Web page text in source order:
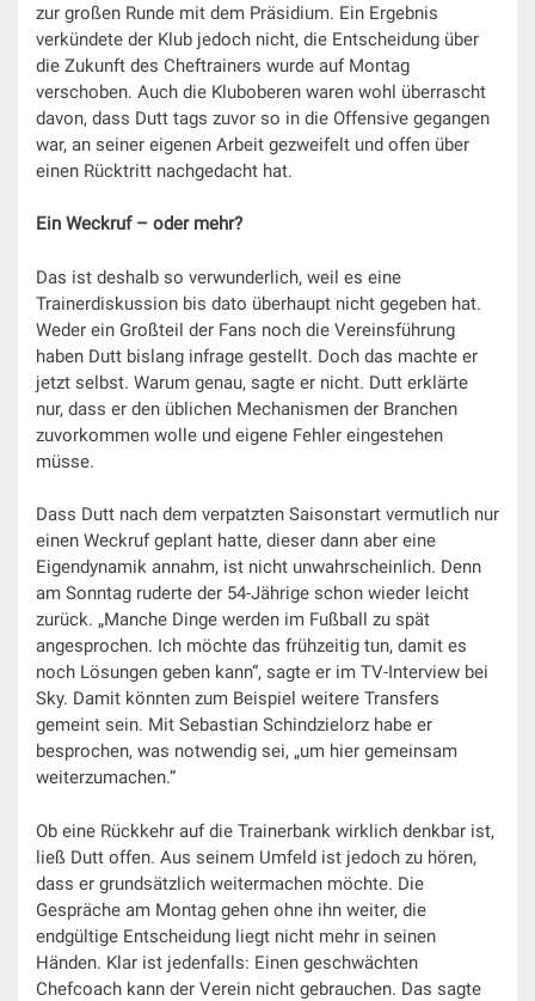
zur großen Runde mit dem Präsidium. Ein Ergebnis
verkündete der Klub jedoch nicht, die Entscheidung über
die Zukunft des Cheftrainers wurde auf Montag
verschoben. Auch die Kluboberen waren wohl überrascht
davon, dass Dutt tags zuvor so in die Offensive gegangen
war, an seiner eigenen Arbeit gezweifelt und offen über
einen Rücktritt nachgedacht hat.
Ein Weckruf – oder mehr?
Das ist deshalb so verwunderlich, weil es eine
Trainerdiskussion bis dato überhaupt nicht gegeben hat.
Weder ein Großteil der Fans noch die Vereinsführung
haben Dutt bislang infrage gestellt. Doch das machte er
jetzt selbst. Warum genau, sagte er nicht. Dutt erklärte
nur, dass er den üblichen Mechanismen der Branchen
zuvorkommen wolle und eigene Fehler eingestehen
müsse.
Dass Dutt nach dem verpatzten Saisonstart vermutlich nur
einen Weckruf geplant hatte, dieser dann aber eine
Eigendynamik annahm, ist nicht unwahrscheinlich. Denn
am Sonntag ruderte der 54-Jährige schon wieder leicht
zurück. „Manche Dinge werden im Fußball zu spät
angesprochen. Ich möchte das frühzeitig tun, damit es
noch Lösungen geben kann“, sagte er im TV-Interview bei
Sky. Damit könnten zum Beispiel weitere Transfers
gemeint sein. Mit Sebastian Schindzielorz habe er
besprochen, was notwendig sei, „um hier gemeinsam
weiterzumachen.“
Ob eine Rückkehr auf die Trainerbank wirklich denkbar ist,
ließ Dutt offen. Aus seinem Umfeld ist jedoch zu hören,
dass er grundsätzlich weitermachen möchte. Die
Gespräche am Montag gehen ohne ihn weiter, die
endgültige Entscheidung liegt nicht mehr in seinen
Händen. Klar ist jedenfalls: Einen geschwächten
Chefcoach kann der Verein nicht gebrauchen. Das sagte